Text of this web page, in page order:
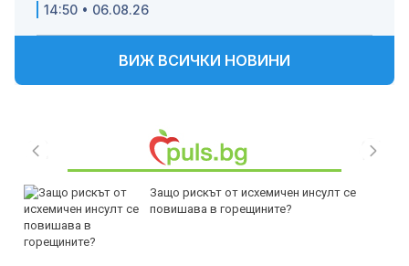
14:50 • 06.08.26
ВИЖ ВСИЧКИ НОВИНИ
Защо рискът от исхемичен инсулт се
повишава в горещините?